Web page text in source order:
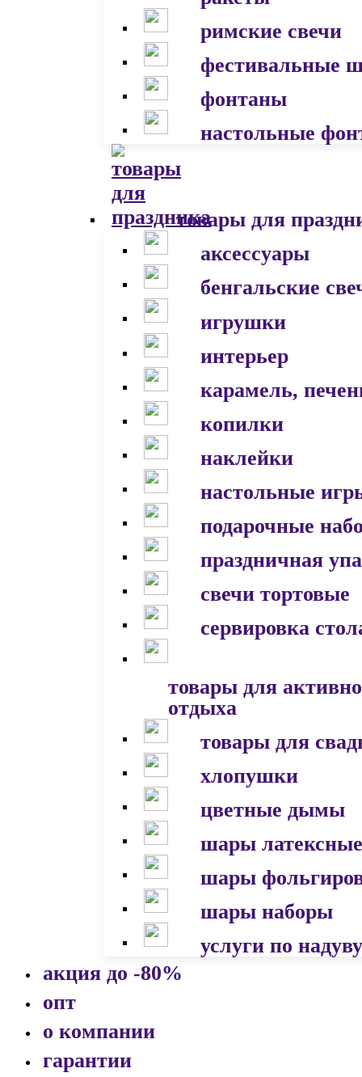
римские свечи
фестивальные
фонтаны
настольные
товары для
аксессуары
бенгальские
игрушки
интерьер
карамель,
копилки
наклейки
настольные
подарочные
праздничная
свечи тортовые
сервировка
товары для
отдыха
товары для
хлопушки
цветные дымы
шары латексные
шары
шары наборы
услуги по надуву
акция до -80%
опт
о компании
гарантии